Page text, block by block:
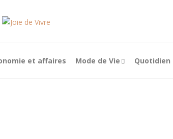
et affaires Mode de Vie Quotidien